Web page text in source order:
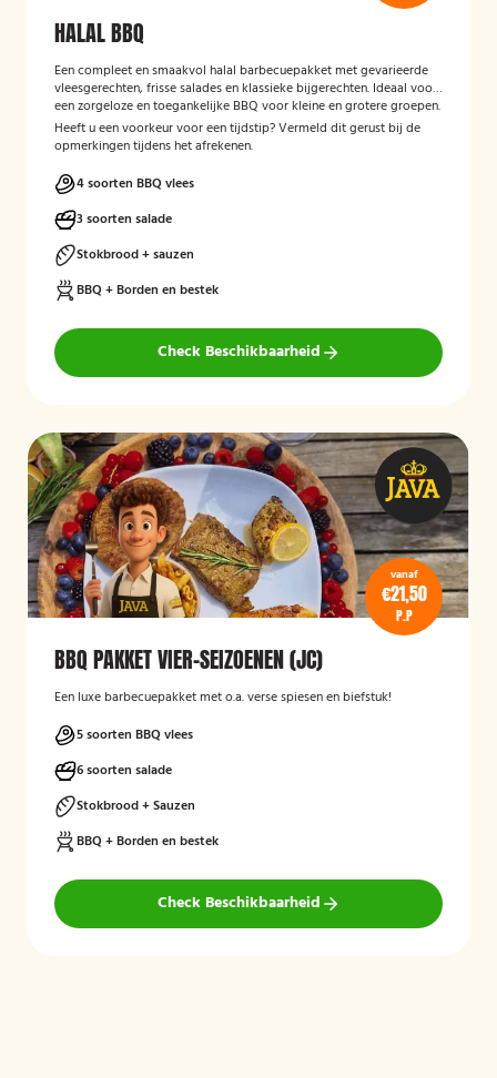
HALAL BBQ
Een compleet en smaakvol halal barbecuepakket met gevarieerde
vleesgerechten, frisse salades en klassieke bijgerechten. Ideaal voor
een zorgeloze en toegankelijke BBQ voor kleine en grotere groepen.
Heeft u een voorkeur voor een tijdstip? Vermeld dit gerust bij de
opmerkingen tijdens het afrekenen.
4 soorten BBQ vlees
3 soorten salade
Stokbrood + sauzen
BBQ + Borden en bestek
Check Beschikbaarheid
vanaf
€21,50
P.P
BBQ PAKKET VIER-SEIZOENEN (JC)
Een luxe barbecuepakket met o.a. verse spiesen en biefstuk!
5 soorten BBQ vlees
6 soorten salade
Stokbrood + Sauzen
BBQ + Borden en bestek
Check Beschikbaarheid